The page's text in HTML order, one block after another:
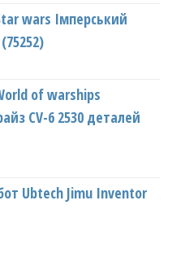
wars Імперський
of warships
CV-6 2530 деталей
Ubtech Jimu Inventor